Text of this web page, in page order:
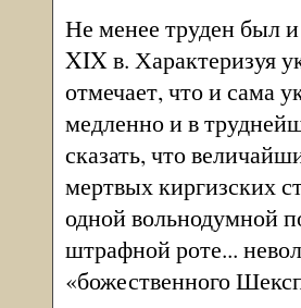
Не менее труден был
XIX в. Характеризуя
отмечает, что и сама
медленно и в
сказать, что
мертвых киргизских
одной вольнодумной
штрафной роте...
«божественного